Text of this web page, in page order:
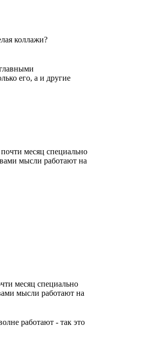
коллажи?
его, а и другие
месяц специально
мысли работают на
месяц специально
мысли работают на
работают - так это